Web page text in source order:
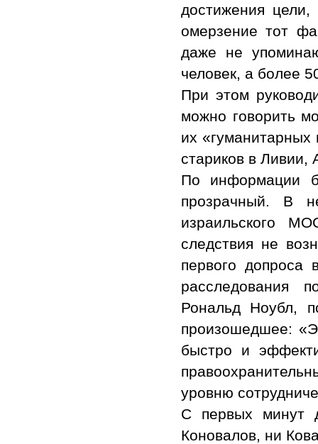
достижения
омерзение тот
даже не
человек, а более
При этом
можно говорить
их
стариков в Ливии,
По информации
прозрачный. В
израильского
следствия не
первого допроса
расследования
Рональд Ноубл,
произошедшее:
быстро и
уровню
С первых минут
Коновалов, ни